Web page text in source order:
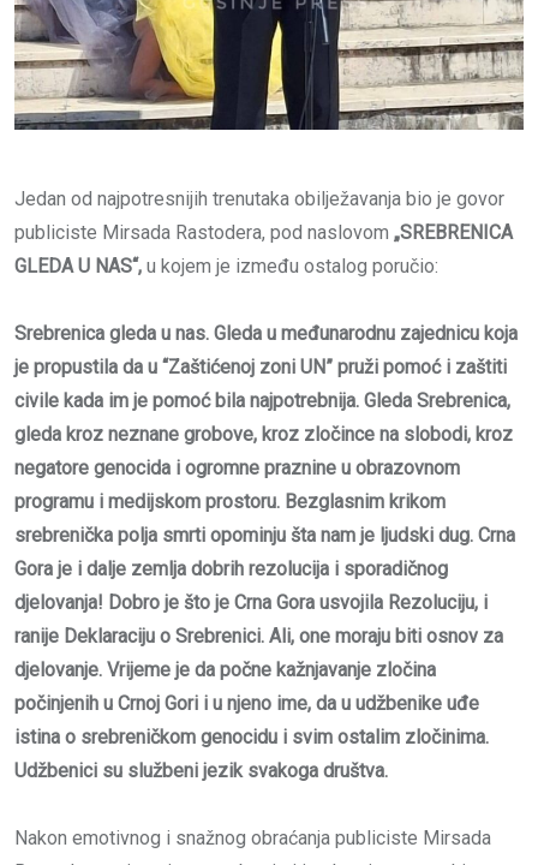
Jedan od najpotresnijih trenutaka obilježavanja bio je govor
publiciste Mirsada Rastodera, pod naslovom „SREBRENICA
GLEDA U NAS“, u kojem je između ostalog poručio:
Srebrenica gleda u nas. Gleda u međunarodnu zajednicu koja
je propustila da u “Zaštićenoj zoni UN” pruži pomoć i zaštiti
civile kada im je pomoć bila najpotrebnija. Gleda Srebrenica,
gleda kroz neznane grobove, kroz zločince na slobodi, kroz
negatore genocida i ogromne praznine u obrazovnom
programu i medijskom prostoru. Bezglasnim krikom
srebrenička polja smrti opominju šta nam je ljudski dug. Crna
Gora je i dalje zemlja dobrih rezolucija i sporadičnog
djelovanja! Dobro je što je Crna Gora usvojila Rezoluciju, i
ranije Deklaraciju o Srebrenici. Ali, one moraju biti osnov za
djelovanje. Vrijeme je da počne kažnjavanje zločina
počinjenih u Crnoj Gori i u njeno ime, da u udžbenike uđe
istina o srebreničkom genocidu i svim ostalim zločinima.
Udžbenici su službeni jezik svakoga društva.
Nakon emotivnog i snažnog obraćanja publiciste Mirsada